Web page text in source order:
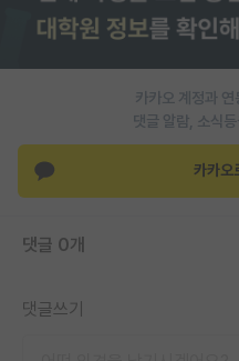
임용 후기 게시판
인문사회 계열 게시판
특수/전문대학원 게시판
장학금/장학생 게시판
학술 정보 게시판
카카오 계정과
댓글 알람, 소식
카카오
댓글 0개
댓글쓰기